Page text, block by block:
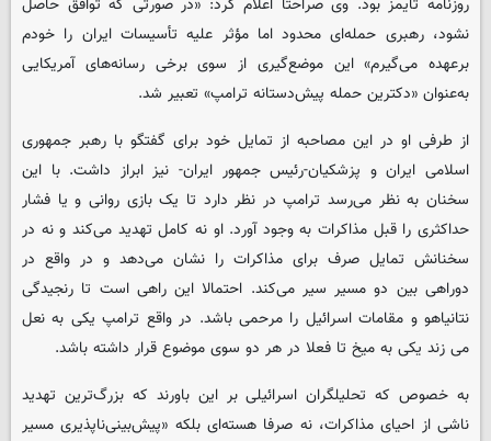
روزنامه تایمز بود. وی صراحتا اعلام کرد: «در صورتی که توافق حاصل
نشود، رهبری حمله‌ای محدود اما مؤثر علیه تأسیسات ایران را خودم
برعهده می‌گیرم» این موضع‌گیری از سوی برخی رسانه‌های آمریکایی
به‌عنوان «دکترین حمله پیش‌دستانه ترامپ» تعبیر شد.
از طرفی او در این مصاحبه از تمایل خود برای گفتگو با رهبر جمهوری
اسلامی ایران و پزشکیان-رئیس جمهور ایران- نیز ابراز داشت. با این
سخنان به نظر می‌رسد ترامپ در نظر دارد تا یک بازی روانی و یا فشار
حداکثری را قبل مذاکرات به وجود آورد. او نه کامل تهدید می‌کند و نه در
سخنانش تمایل صرف برای مذاکرات را نشان می‌دهد و در واقع در
دوراهی بین دو مسیر سیر می‌کند. احتمالا این راهی است تا رنجیدگی
نتانیاهو و مقامات اسرائیل را مرحمی باشد. در واقع ترامپ یکی به نعل
می زند یکی به میخ تا فعلا در هر دو سوی موضوع قرار داشته باشد.
به خصوص که تحلیلگران اسرائیلی بر این باورند که بزرگ‌ترین تهدید
ناشی از احیای مذاکرات، نه صرفا هسته‌ای بلکه «پیش‌بینی‌ناپذیری مسیر